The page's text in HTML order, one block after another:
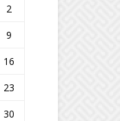
2
9
16
23
30